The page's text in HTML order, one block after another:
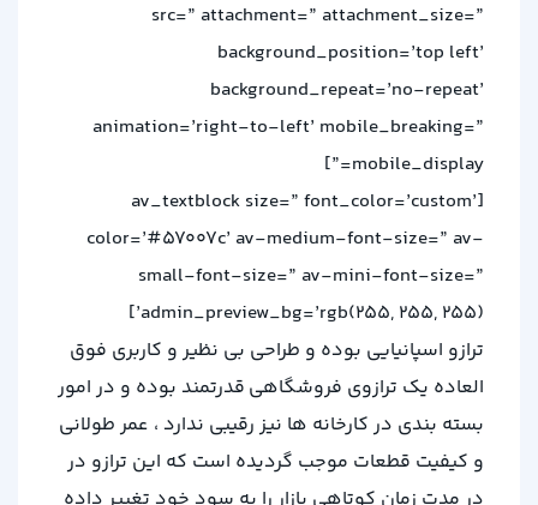
src=” attachment=” attachment_size=”
background_position=’top left’
background_repeat=’no-repeat’
animation=’right-to-left’ mobile_breaking=”
mobile_display=”]
[av_textblock size=” font_color=’custom’
color=’#57007c’ av-medium-font-size=” av-
small-font-size=” av-mini-font-size=”
admin_preview_bg=’rgb(255, 255, 255)’]
ترازو اسپانیایی بوده و طراحی بی نظیر و کاربری فوق
العاده یک ترازوی فروشگاهی قدرتمند بوده و در امور
بسته بندی در کارخانه ها نیز رقیبی ندارد ، عمر طولانی
و کیفیت قطعات موجب گردیده است که این ترازو در